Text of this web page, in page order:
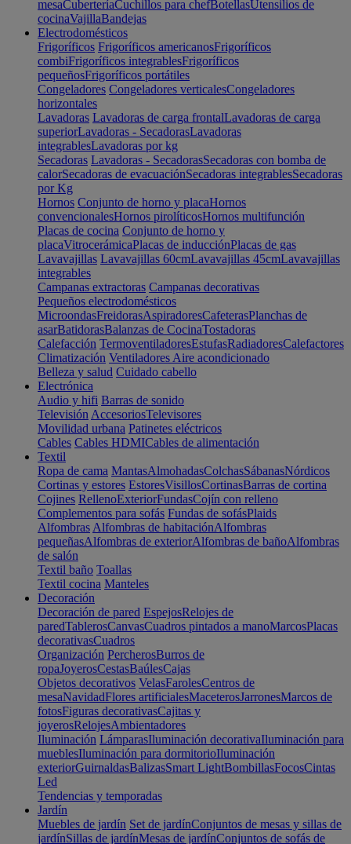
mesaCuberteríaCuchillos para chefBotellasUtensilios de
cocinaVajillaBandejas
Electrodomésticos
Frigoríficos Frigoríficos americanosFrigoríficos
combiFrigoríficos integrablesFrigoríficos
pequeñosFrigoríficos portátiles
Congeladores Congeladores verticalesCongeladores
horizontales
Lavadoras Lavadoras de carga frontalLavadoras de carga
superiorLavadoras - SecadorasLavadoras
integrablesLavadoras por kg
Secadoras Lavadoras - SecadorasSecadoras con bomba de
calorSecadoras de evacuaciónSecadoras integrablesSecadoras
por Kg
Hornos Conjunto de horno y placaHornos
convencionalesHornos pirolíticosHornos multifunción
Placas de cocina Conjunto de horno y
placaVitrocerámicaPlacas de inducciónPlacas de gas
Lavavajillas Lavavajillas 60cmLavavajillas 45cmLavavajillas
integrables
Campanas extractoras Campanas decorativas
Pequeños electrodomésticos
MicroondasFreidorasAspiradoresCafeterasPlanchas de
asarBatidorasBalanzas de CocinaTostadoras
Calefacción TermoventiladoresEstufasRadiadoresCalefactores
Climatización Ventiladores Aire acondicionado
Belleza y salud Cuidado cabello
Electrónica
Audio y hifi Barras de sonido
Televisión AccesoriosTelevisores
Movilidad urbana Patinetes eléctricos
Cables Cables HDMICables de alimentación
Textil
Ropa de cama MantasAlmohadasColchasSábanasNórdicos
Cortinas y estores EstoresVisillosCortinasBarras de cortina
Cojines RellenoExteriorFundasCojín con relleno
Complementos para sofás Fundas de sofásPlaids
Alfombras Alfombras de habitaciónAlfombras
pequeñasAlfombras de exteriorAlfombras de bañoAlfombras
de salón
Textil baño Toallas
Textil cocina Manteles
Decoración
Decoración de pared EspejosRelojes de
paredTablerosCanvasCuadros pintados a manoMarcosPlacas
decorativasCuadros
Organización PercherosBurros de
ropaJoyerosCestasBaúlesCajas
Objetos decorativos VelasFarolesCentros de
mesaNavidadFlores artificialesMaceterosJarronesMarcos de
fotosFiguras decorativasCajitas y
joyerosRelojesAmbientadores
Iluminación LámparasIluminación decorativaIluminación para
mueblesIluminación para dormitorioIluminación
exteriorGuirnaldasBalizasSmart LightBombillasFocosCintas
Led
Tendencias y temporadas
Jardín
Muebles de jardín Set de jardínConjuntos de mesas y sillas de
jardínSillas de jardínMesas de jardínConjuntos de sofás de